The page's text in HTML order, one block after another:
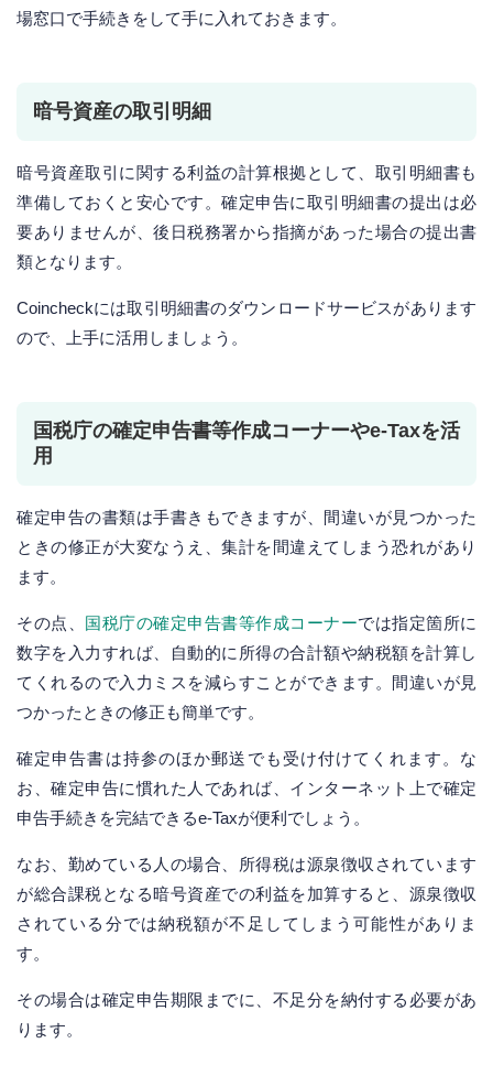
場窓口で手続きをして手に入れておきます。
暗号資産の取引明細
暗号資産取引に関する利益の計算根拠として、取引明細書も
準備しておくと安心です。確定申告に取引明細書の提出は必
要ありませんが、後日税務署から指摘があった場合の提出書
類となります。
Coincheckには取引明細書のダウンロードサービスがあります
ので、上手に活用しましょう。
国税庁の確定申告書等作成コーナーやe-Taxを活
用
確定申告の書類は手書きもできますが、間違いが見つかった
ときの修正が大変なうえ、集計を間違えてしまう恐れがあり
ます。
その点、 国税庁の確定申告書等作成コーナーでは指定箇所に
数字を入力すれば、自動的に所得の合計額や納税額を計算し
てくれるので入力ミスを減らすことができます。間違いが見
つかったときの修正も簡単です。
確定申告書は持参のほか郵送でも受け付けてくれます。な
お、確定申告に慣れた人であれば、インターネット上で確定
申告手続きを完結できるe-Taxが便利でしょう。
なお、勤めている人の場合、所得税は源泉徴収されています
が総合課税となる暗号資産での利益を加算すると、源泉徴収
されている分では納税額が不足してしまう可能性がありま
す。
その場合は確定申告期限までに、不足分を納付する必要があ
ります。